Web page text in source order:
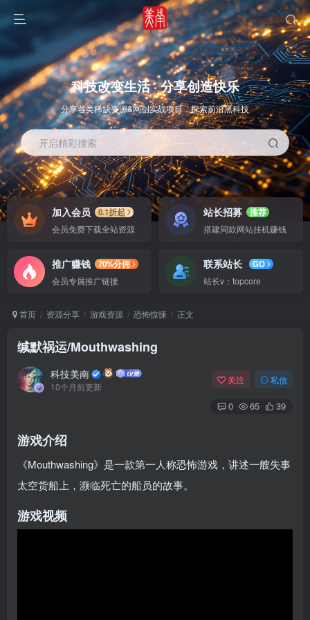
OS教程 SOFT教程
软件 Linux软件
科技改变生活 · 分享创造快乐
分享各类稀缺资源&网创实战项目，探索前沿黑科技
开启精彩搜索
加入会员
0.1折起
会员免费下载全站资源
站长招募
推荐
搭建同款网站挂机赚钱
推广赚钱
70%分佣
会员专属推广链接
联系站长
GO
站长v：topcore
首页 资源分享 游戏资源 恐怖惊悚 正文
缄默祸运/Mouthwashing
科技美南
10个月前更新
关注 私信
0 65 39
游戏介绍
《Mouthwashing》是一款第一人称恐怖游戏，讲述一艘失事
太空货船上，濒临死亡的船员的故事。
游戏视频